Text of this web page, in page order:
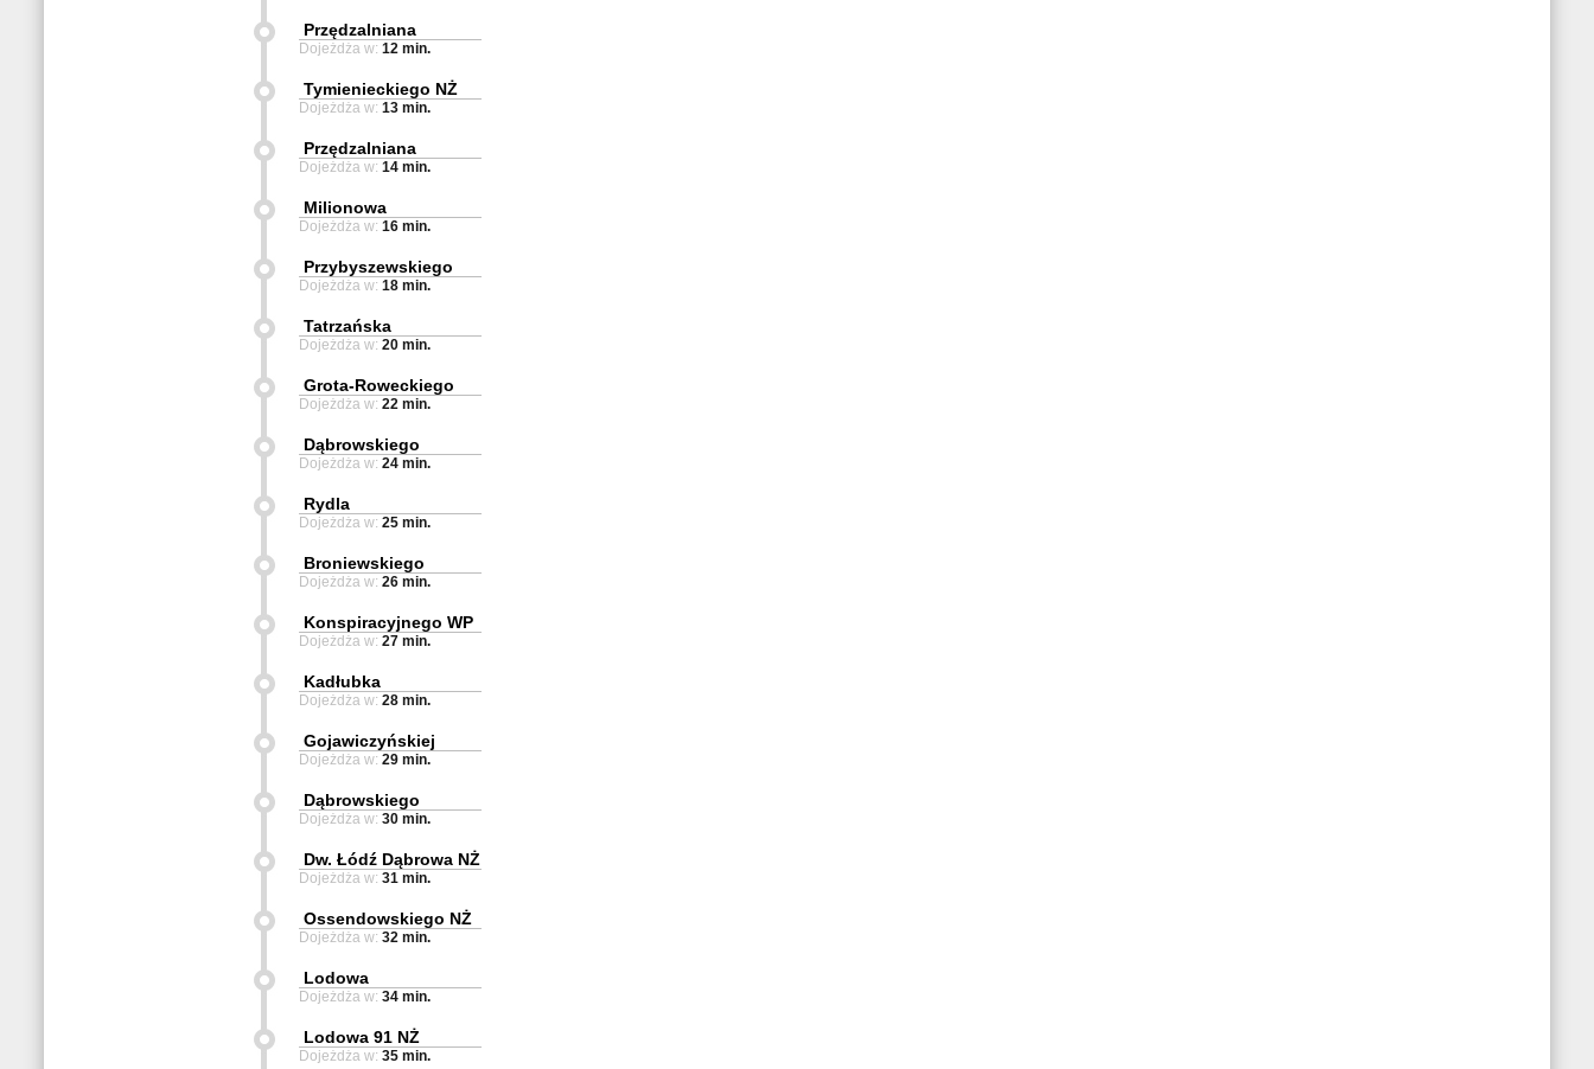
Przędzalniana
Dojeżdża w: 12 min.
Tymienieckiego NŻ
Dojeżdża w: 13 min.
Przędzalniana
Dojeżdża w: 14 min.
Milionowa
Dojeżdża w: 16 min.
Przybyszewskiego
Dojeżdża w: 18 min.
Tatrzańska
Dojeżdża w: 20 min.
Grota-Roweckiego
Dojeżdża w: 22 min.
Dąbrowskiego
Dojeżdża w: 24 min.
Rydla
Dojeżdża w: 25 min.
Broniewskiego
Dojeżdża w: 26 min.
Konspiracyjnego WP
Dojeżdża w: 27 min.
Kadłubka
Dojeżdża w: 28 min.
Gojawiczyńskiej
Dojeżdża w: 29 min.
Dąbrowskiego
Dojeżdża w: 30 min.
Dw. Łódź Dąbrowa NŻ
Dojeżdża w: 31 min.
Ossendowskiego NŻ
Dojeżdża w: 32 min.
Lodowa
Dojeżdża w: 34 min.
Lodowa 91 NŻ
Dojeżdża w: 35 min.